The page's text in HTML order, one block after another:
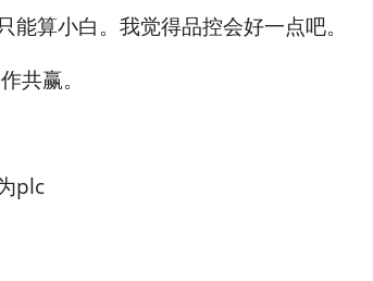
能算小白。我觉得品控会好一点吧。
共赢。
plc